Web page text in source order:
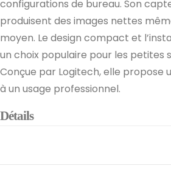
configurations de bureau. Son
produisent des images nettes
moyen. Le design compact et
un choix populaire pour les petites
Conçue par Logitech, elle propose
à un usage professionnel.
Détails